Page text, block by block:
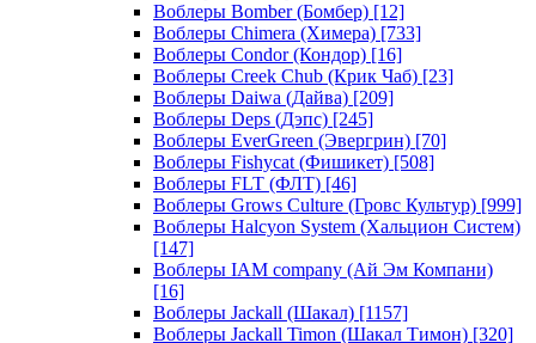
Воблеры Bomber (Бомбер) [12]
Воблеры Chimera (Химера) [733]
Воблеры Condor (Кондор) [16]
Воблеры Creek Chub (Крик Чаб) [23]
Воблеры Daiwa (Дайва) [209]
Воблеры Deps (Дэпс) [245]
Воблеры EverGreen (Эвергрин) [70]
Воблеры Fishycat (Фишикет) [508]
Воблеры FLT (ФЛТ) [46]
Воблеры Grows Culture (Гровс Культур) [999]
Воблеры Halcyon System (Хальцион Систем)
[147]
Воблеры IAM company (Ай Эм Компани)
[16]
Воблеры Jackall (Шакал) [1157]
Воблеры Jackall Timon (Шакал Тимон) [320]